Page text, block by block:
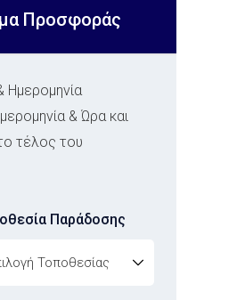
Προσφοράς
Ημερομηνία
& Ώρα και
τέλος του
Παράδοσης